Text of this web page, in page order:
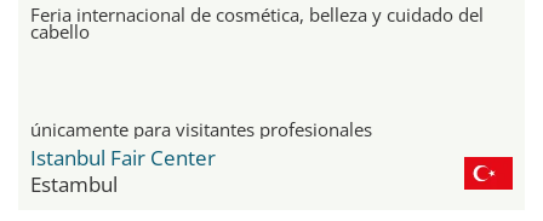
Feria internacional de cosmética, belleza y cuidado del
cabello
únicamente para visitantes profesionales
Istanbul Fair Center
Estambul